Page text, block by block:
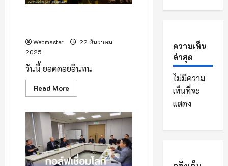
Webmaster
22 ธันวาคม
2025
วันนี้ ยอดดอยอินทน
Read More
more
เช้า
วัน
ที่
22
ธันวาคม
2568
เวลา
ความเห็น
ล่าสุด
ไม่มีความ
เห็นที่จะ
แสดง